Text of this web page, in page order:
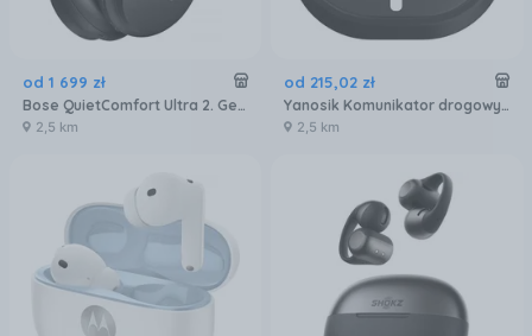
od 1 699 zł
Bose QuietComfort Ultra 2. Generacji czarny
2,5 km
od 215,02 zł
Yanosik Komunikator drogowy YANBOX GO
2,5 km